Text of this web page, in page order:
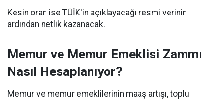
Kesin oran ise TÜİK'in açıklayacağı resmi verinin
ardından netlik kazanacak.
Memur ve Memur Emeklisi Zammı
Nasıl Hesaplanıyor?
Memur ve memur emeklilerinin maaş artışı, toplu